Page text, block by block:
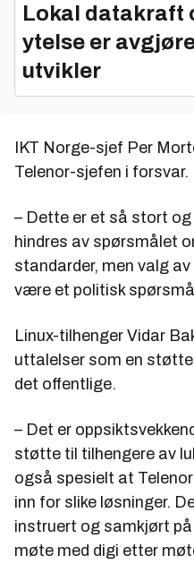
Lokal datakraft
ytelse er
utvikler
IKT Norge-sjef Per
Telenor-sjefen i forsvar.
– Dette er et så stort
hindres av spørsmålet
standarder, men valg
være et politisk
Linux-tilhenger Vidar
uttalelser som en
det offentlige.
– Det er
støtte til tilhengere av
også spesielt at
inn for slike løsninger.
instruert og samkjørt
møte med digi etter